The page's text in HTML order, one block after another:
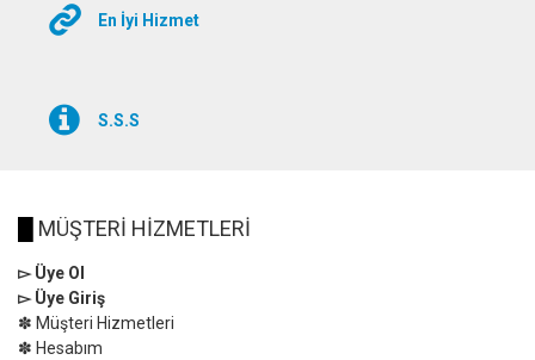
En İyi Hizmet
S.S.S
MÜŞTERİ HİZMETLERİ
▻ Üye Ol
▻ Üye Giriş
✽ Müşteri Hizmetleri
✽ Hesabım